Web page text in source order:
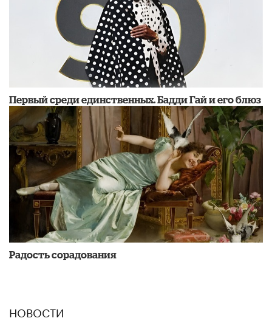
Первый среди единственных. Бадди Гай и его блюз
Радость сорадования
НОВОСТИ